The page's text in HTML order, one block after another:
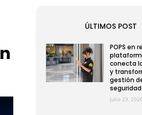
ÚLTIMOS POST
POPS en
conecta
y
gestión
seguridad
Julio 23, 2026